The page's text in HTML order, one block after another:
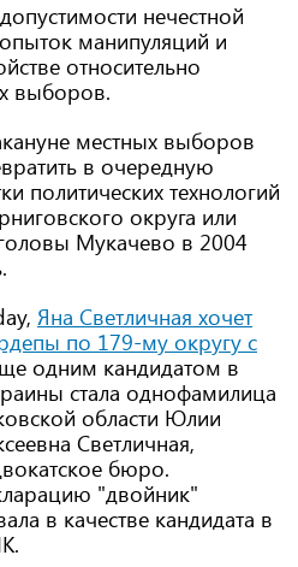
нечестной
манипуляций и
относительно
выборов.
местных выборов
в очередную
политических технологий
округа или
Мукачево в 2004
Яна Светличная хочет
по 179-му округу с
одним кандидатом в
стала однофамилица
области Юлии
Светличная,
бюро.
"двойник"
в качестве кандидата в